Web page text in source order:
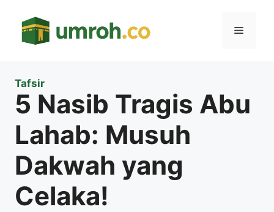
Menu
Tafsir
5 Nasib Tragis Abu
Lahab: Musuh
Dakwah yang
Celaka!